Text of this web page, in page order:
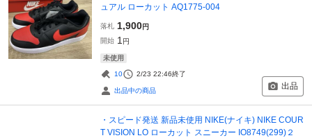
ュアル ローカット AQ1775-004
落札 1,900円
開始 1 円
未使用
10 2/23 22:46終了
出品中の商品 出品
・スピード発送 新品未使用 NIKE(ナイキ) NIKE COUR
T VISION LO ローカット スニーカー IO8749(299)２